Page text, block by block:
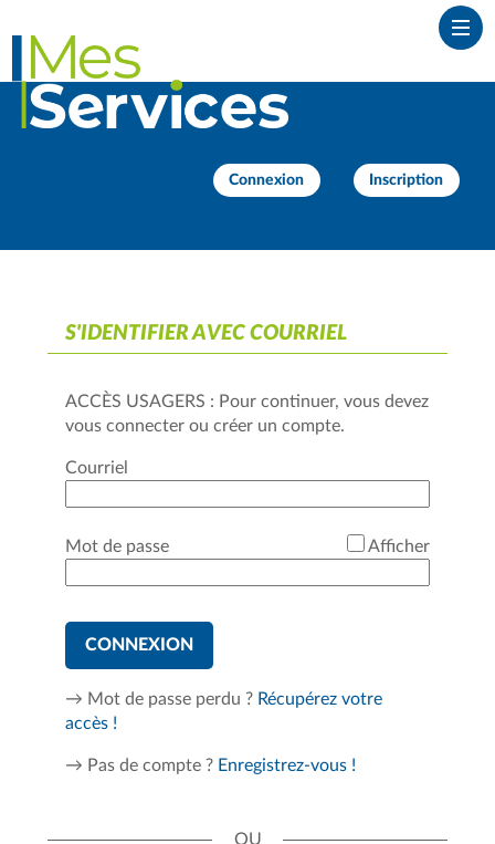
Connexion Inscription
S'IDENTIFIER AVEC COURRIEL
ACCÈS USAGERS : Pour continuer, vous devez
vous connecter ou créer un compte.
Courriel
Mot de passe Afficher
CONNEXION
→ Mot de passe perdu ? Récupérez votre
accès !
→ Pas de compte ? Enregistrez-vous !